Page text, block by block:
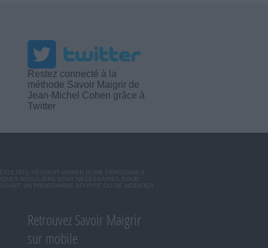
Restez connecté à la
méthode Savoir Maigrir de
Jean-Michel Cohen grâce à
Twitter
PEUVENT VARIER D'UNE PERSONNE A
RÉGULIERS SONT NÉCESSAIRES POUR
UN PROGRAMME SPORTIF OU DE MODIFIER
Retrouvez Savoir Maigrir
sur mobile